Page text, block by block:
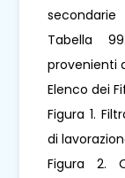
secondarie
Tabella
provenienti
Elenco dei
Figura 1.
di
Figura 2.